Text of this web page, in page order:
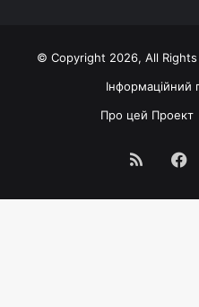
© Copyright 2026, All
Інформаційний
Про цей Проект
RSS